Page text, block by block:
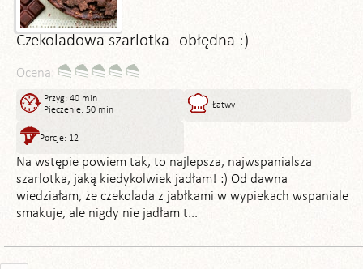
Czekoladowa szarlotka - obłędna :)
Ocena:
Przyg: 40 min
Pieczenie: 50 min
Łatwy
Porcje: 12
Na wstępie powiem tak, to najlepsza, najwspanialsza
szarlotka, jaką kiedykolwiek jadłam! :) Od dawna
wiedziałam, że czekolada z jabłkami w wypiekach wspaniale
smakuje, ale nigdy nie jadłam t...